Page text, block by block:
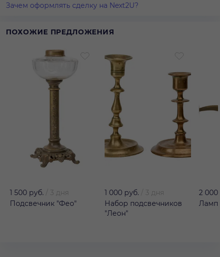
Зачем оформлять сделку на Next2U?
ПОХОЖИЕ ПРЕДЛОЖЕНИЯ
1 500 руб.
3 дня
Подсвечник "Фео"
1 000 руб.
3 дня
Набор подсвечников
"Леон"
2 000